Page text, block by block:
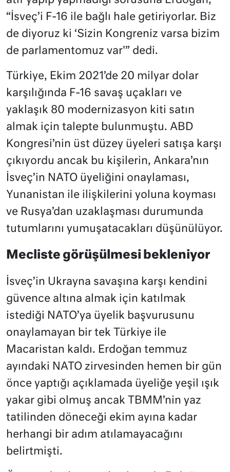
“İsveç’i F-16 ile bağlı hale getiriyorlar. Biz
de diyoruz ki ‘Sizin Kongreniz varsa bizim
de parlamentomuz var'” dedi.
Türkiye, Ekim 2021’de 20 milyar dolar
karşılığında F-16 savaş uçakları ve
yaklaşık 80 modernizasyon kiti satın
almak için talepte bulunmuştu. ABD
Kongresi’nin üst düzey üyeleri satışa karşı
çıkıyordu ancak bu kişilerin, Ankara’nın
İsveç’in NATO üyeliğini onaylaması,
Yunanistan ile ilişkilerini yoluna koyması
ve Rusya’dan uzaklaşması durumunda
tutumlarını yumuşatacakları düşünülüyor.
Mecliste görüşülmesi bekleniyor
İsveç’in Ukrayna savaşına karşı kendini
güvence altına almak için katılmak
istediği NATO’ya üyelik başvurusunu
onaylamayan bir tek Türkiye ile
Macaristan kaldı. Erdoğan temmuz
ayındaki NATO zirvesinden hemen bir gün
önce yaptığı açıklamada üyeliğe yeşil ışık
yakar gibi olmuş ancak TBMM’nin yaz
tatilinden döneceği ekim ayına kadar
herhangi bir adım atılamayacağını
belirtmişti.